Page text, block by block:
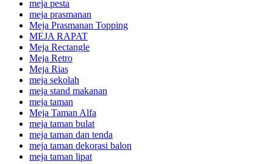
meja pesta
meja prasmanan
Meja Prasmanan Topping
MEJA RAPAT
Meja Rectangle
Meja Retro
Meja Rias
meja sekolah
meja stand makanan
meja taman
Meja Taman Alfa
meja taman bulat
meja taman dan tenda
meja taman dekorasi balon
meja taman lipat